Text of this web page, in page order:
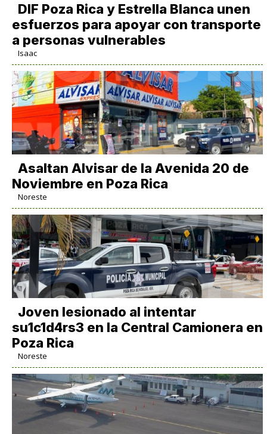
DIF Poza Rica y Estrella Blanca unen
esfuerzos para apoyar con transporte
a personas vulnerables
Isaac
Asaltan Alvisar de la Avenida 20 de
Noviembre en Poza Rica
Noreste
Joven lesionado al intentar
su1c1d4rs3 en la Central Camionera en
Poza Rica
Noreste